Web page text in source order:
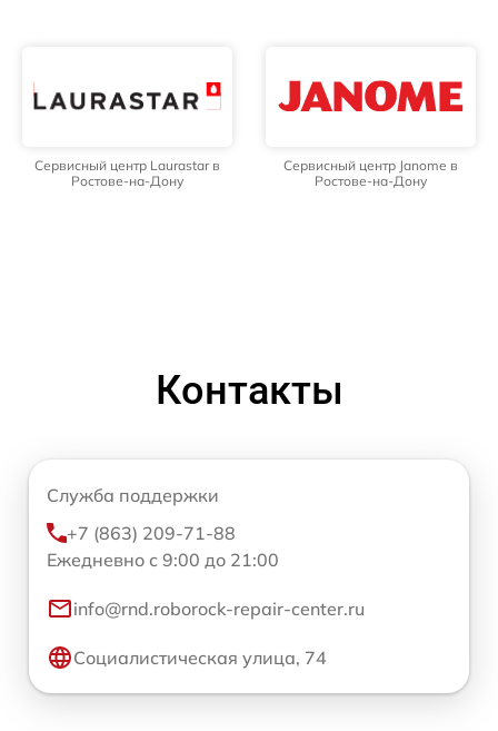
Сервисный центр Laurastar в
Ростове-на-Дону
Сервисный центр Janome в
Ростове-на-Дону
Контакты
Служба поддержки
+7 (863) 209-71-88
Ежедневно с 9:00 до 21:00
info@rnd.roborock-repair-center.ru
Социалистическая улица, 74